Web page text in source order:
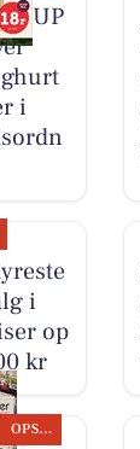
i
i
op
kr
OPSLAGSTAVLEN